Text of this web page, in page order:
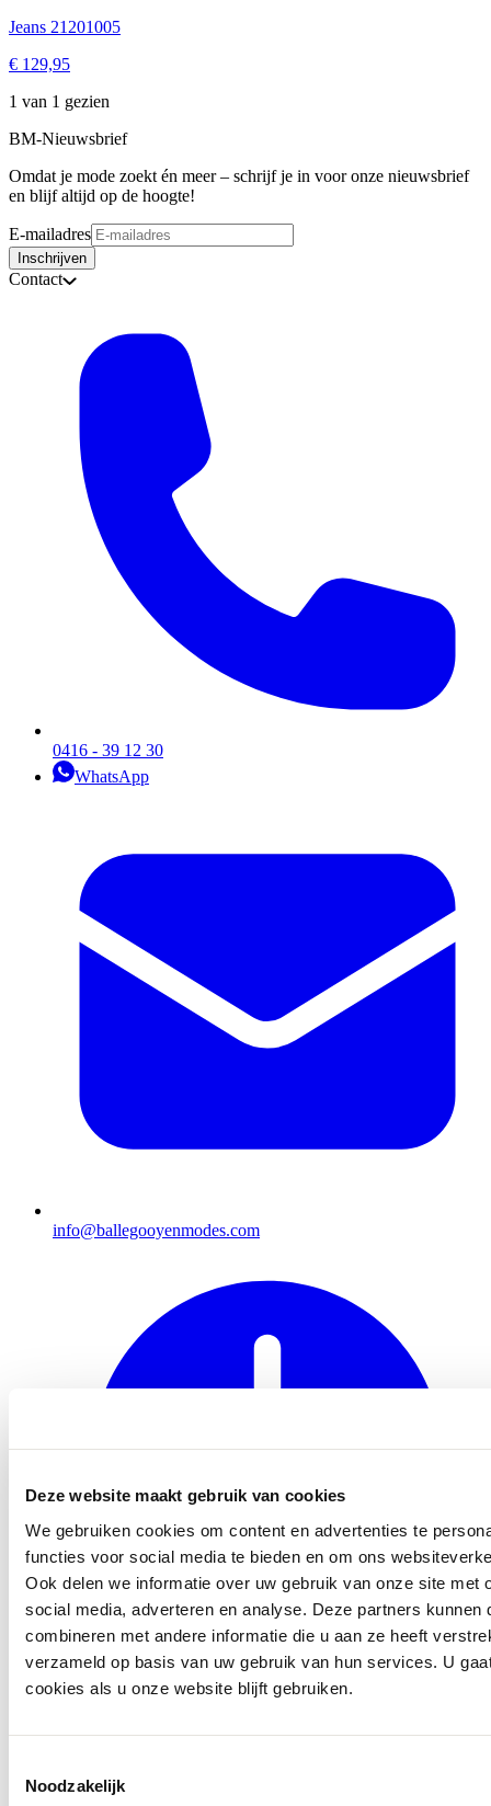
Deze website maakt gebruik van cookies
We gebruiken cookies om content en advertenties te
functies voor social media te bieden en om ons
Ook delen we informatie over uw gebruik van onze site met
social media, adverteren en analyse. Deze partners kunnen
combineren met andere informatie die u aan ze heeft
verzameld op basis van uw gebruik van hun services. U
cookies als u onze website blijft gebruiken.
Noodzakelijk
Jeans 21201005
€ 129,95
1 van 1 gezien
BM-Nieuwsbrief
Omdat je mode zoekt én meer – schrijf je in voor onze nieuwsbrief
en blijf altijd op de hoogte!
E-mailadres
Inschrijven
Contact
0416 - 39 12 30
WhatsApp
info@ballegooyenmodes.com
Openingstijden